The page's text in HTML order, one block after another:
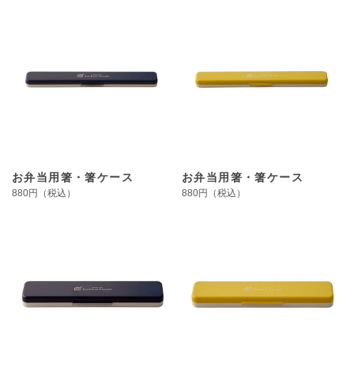
お弁当用箸・箸ケース
880円（税込）
お弁当用箸・箸ケース
880円（税込）